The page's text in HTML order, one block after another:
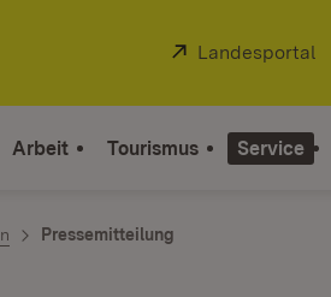
Extern:
Landesportal
Arbeit Tourismus Service
Pressemitteilung